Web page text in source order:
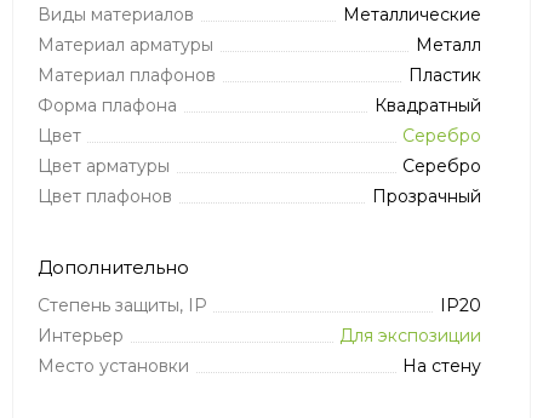
Виды материалов
Металлические
Материал арматуры
Металл
Материал плафонов
Пластик
Форма плафона
Квадратный
Цвет
Серебро
Цвет арматуры
Серебро
Цвет плафонов
Прозрачный
Дополнительно
Степень защиты, IP
IP20
Интерьер
Для экспозиции
Место установки
На стену